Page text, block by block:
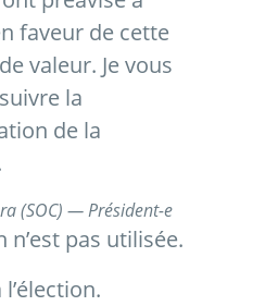
faveur de cette
valeur. Je vous
la
de la
(SOC) — Président-e
n’est pas utilisée.